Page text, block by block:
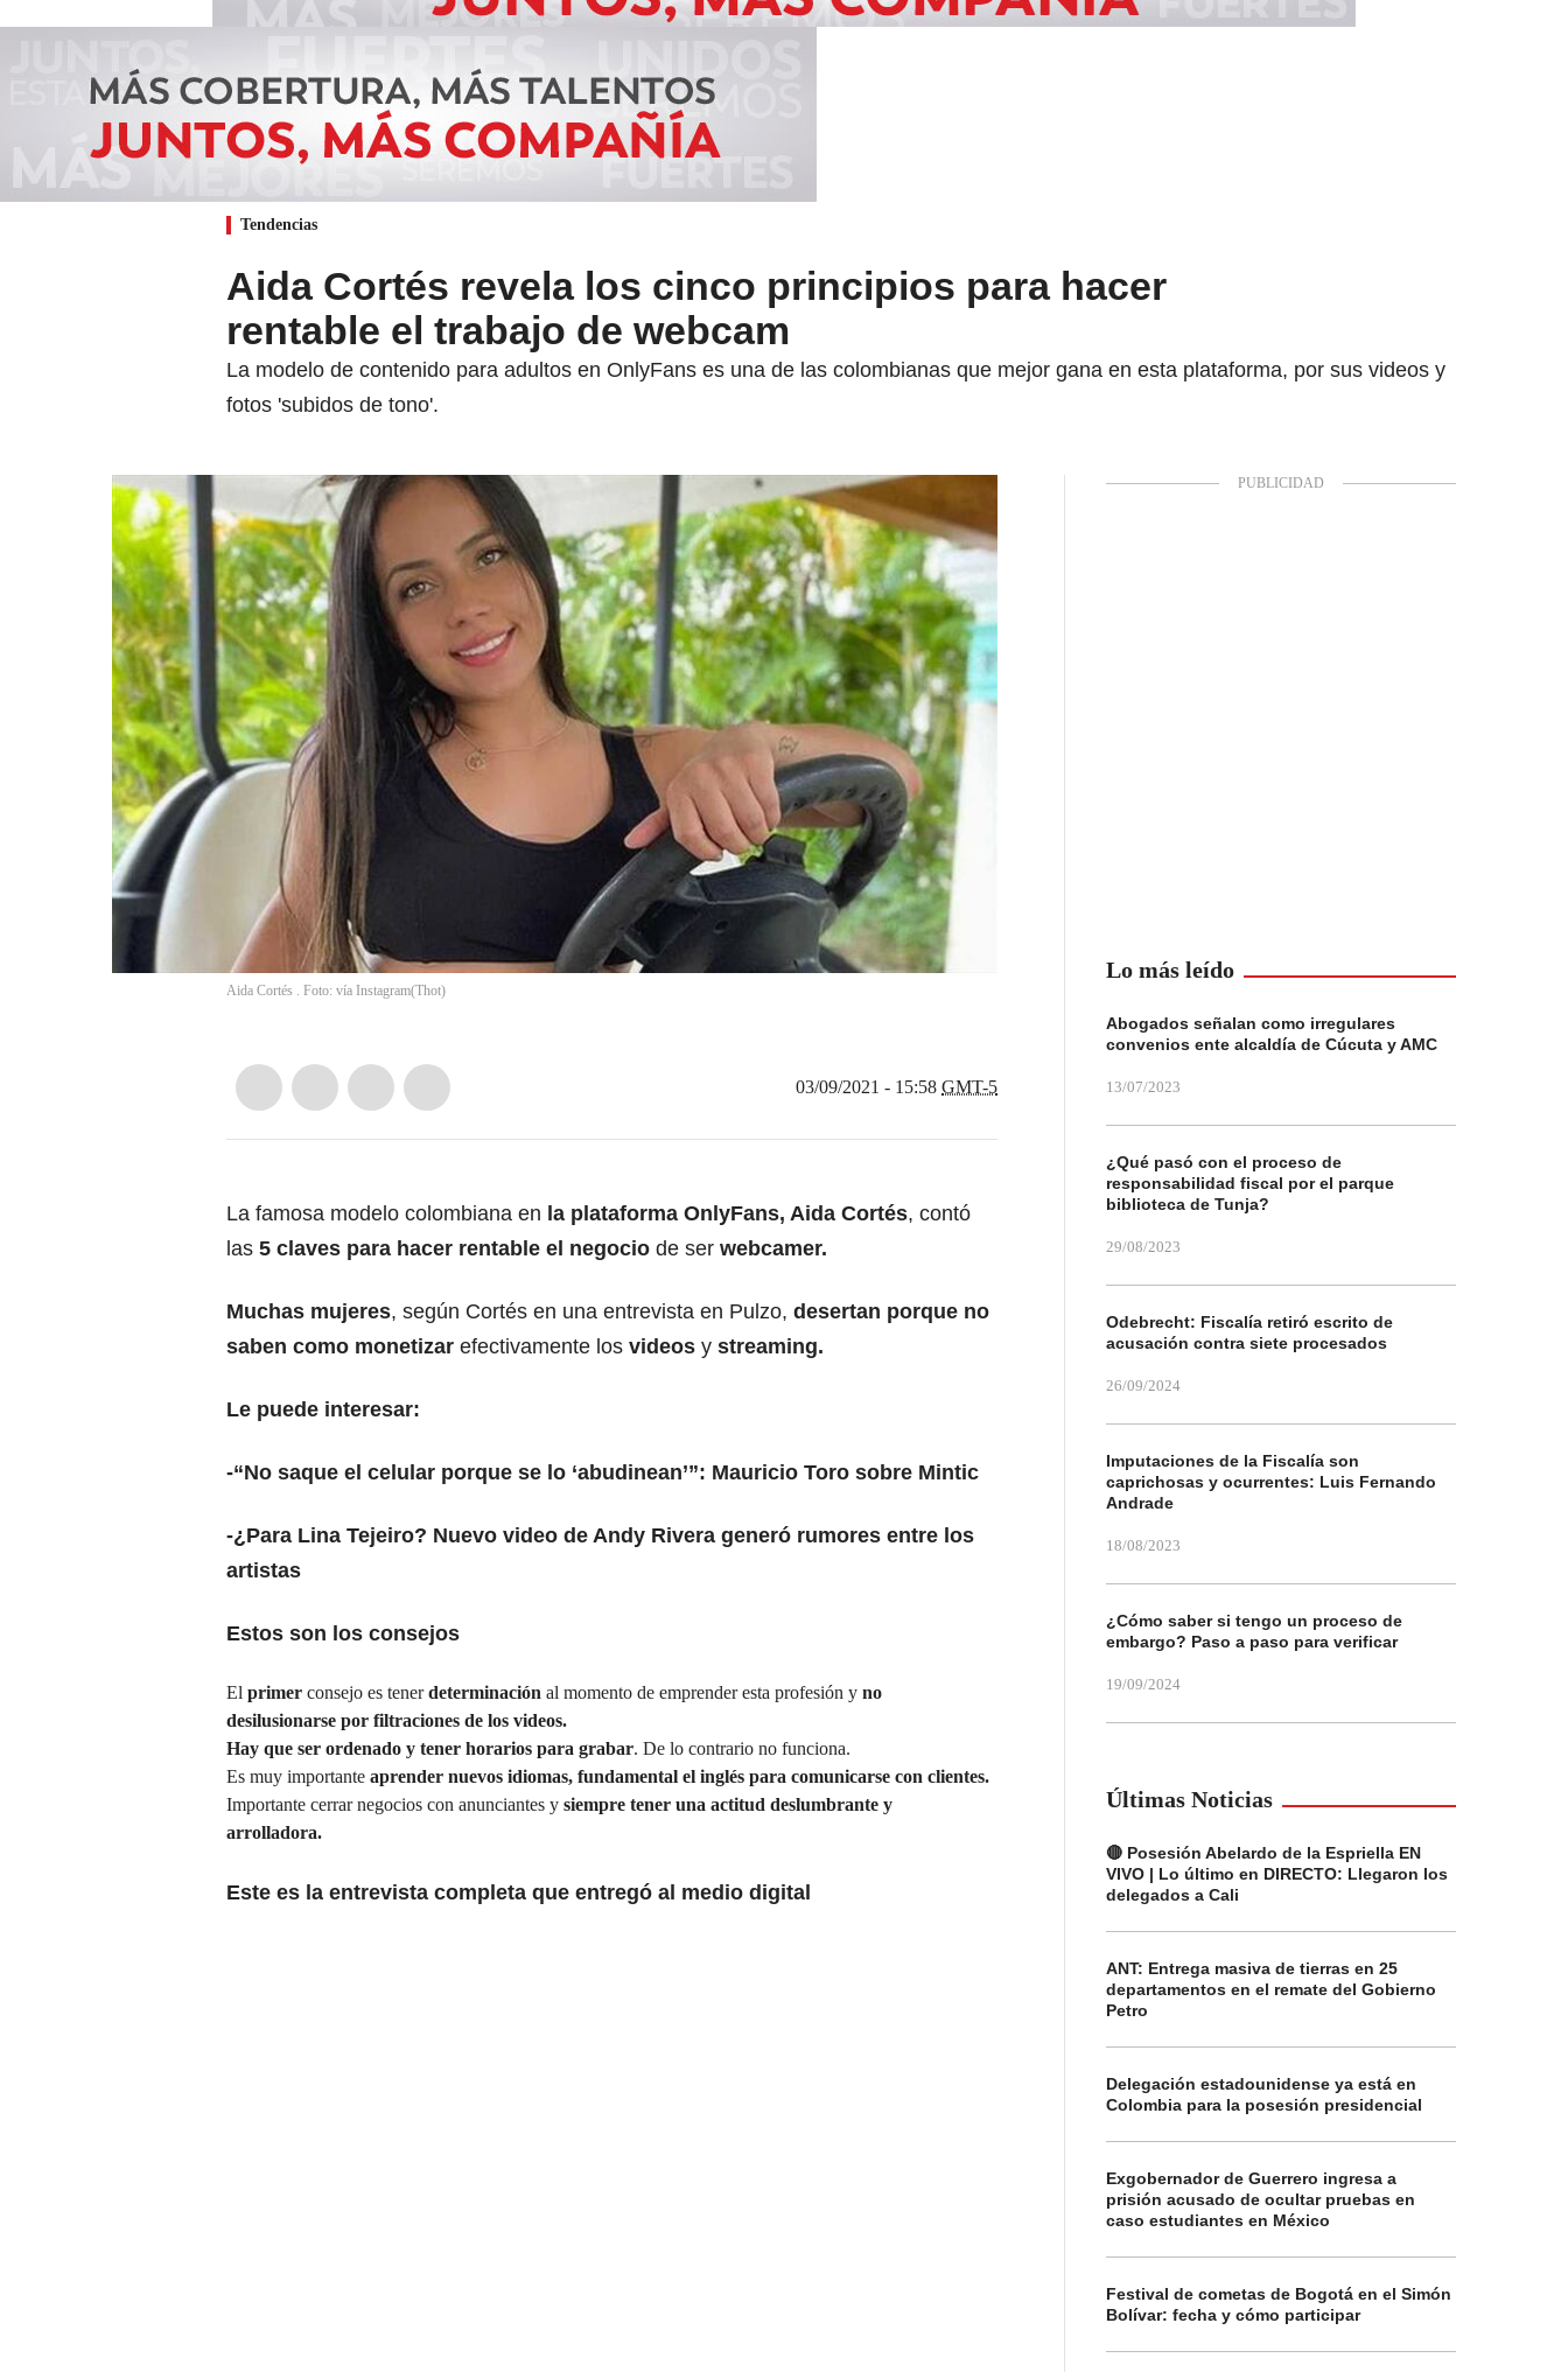
Tendencias
Aida Cortés revela los cinco principios para hacer
rentable el trabajo de webcam
La modelo de contenido para adultos en OnlyFans es una de las colombianas que mejor gana en esta plataforma, por sus videos y
fotos 'subidos de tono'.
Aida Cortés . Foto: vía Instagram(Thot)
03/09/2021 - 15:58 GMT-5
La famosa modelo colombiana en la plataforma OnlyFans, Aida Cortés, contó
las 5 claves para hacer rentable el negocio de ser webcamer.
Muchas mujeres, según Cortés en una entrevista en Pulzo, desertan porque no
saben como monetizar efectivamente los videos y streaming.
Le puede interesar:
-“No saque el celular porque se lo ‘abudinean’”: Mauricio Toro sobre Mintic
-¿Para Lina Tejeiro? Nuevo video de Andy Rivera generó rumores entre los
artistas
Estos son los consejos
El primer consejo es tenerdeterminación al momento de emprender esta profesión y no
desilusionarse por filtraciones de los videos.
Hay que ser ordenado y tener horarios para grabar. De lo contrario no funciona.
Es muy importante aprender nuevos idiomas, fundamental el inglés para comunicarse con clientes.
Importante cerrar negocios con anunciantes y siempre tener una actitud deslumbrante y
arrolladora.
Este es la entrevista completa que entregó al medio digital
Lo más leído
Abogados señalan como irregulares
convenios ente alcaldía de Cúcuta y AMC
13/07/2023
¿Qué pasó con el proceso de
responsabilidad fiscal por el parque
biblioteca de Tunja?
29/08/2023
Odebrecht: Fiscalía retiró escrito de
acusación contra siete procesados
26/09/2024
Imputaciones de la Fiscalía son
caprichosas y ocurrentes: Luis Fernando
Andrade
18/08/2023
¿Cómo saber si tengo un proceso de
embargo? Paso a paso para verificar
19/09/2024
Últimas Noticias
🔴 Posesión Abelardo de la Espriella EN
VIVO | Lo último en DIRECTO: Llegaron los
delegados a Cali
ANT: Entrega masiva de tierras en 25
departamentos en el remate del Gobierno
Petro
Delegación estadounidense ya está en
Colombia para la posesión presidencial
Exgobernador de Guerrero ingresa a
prisión acusado de ocultar pruebas en
caso estudiantes en México
Festival de cometas de Bogotá en el Simón
Bolívar: fecha y cómo participar